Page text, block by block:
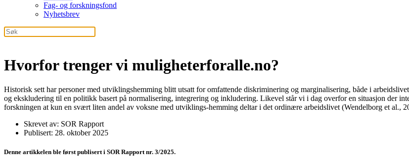
Fag- og forskningsfond
Nyhetsbrev
Hvorfor trenger vi muligheterforalle.no?
Historisk sett har personer med utviklingshemming blitt utsatt for omfattende diskriminering og marginalisering, både i
og ekskludering til en politikk basert på normalisering, integrering og inkludering. Likevel står vi i dag overfor en situasjon der
forskningen at kun en svært liten andel av voksne med utviklings-hemming deltar i det ordinære arbeidslivet (Wendelborg et al.,
Skrevet av: SOR Rapport
Publisert: 28. oktober 2025
Denne artikkelen ble først publisert i SOR Rapport nr. 3/2025.